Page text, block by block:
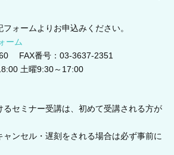
ォームよりお申込みください。
FAX番号：03-3637-2351
土曜9:30～17:00
るセミナー受講は、初めて受講される方が
ャンセル・遅刻をされる場合は必ず事前に